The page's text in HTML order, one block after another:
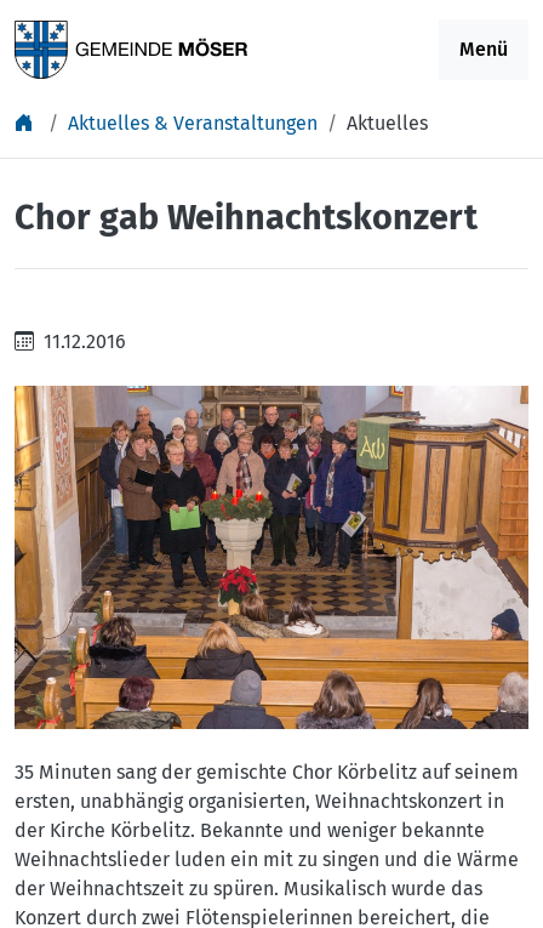
Menü
Aktuelles & Veranstaltungen Aktuelles
Chor gab Weihnachtskonzert
11.12.2016
35 Minuten sang der gemischte Chor Körbelitz auf seinem
ersten, unabhängig organisierten, Weihnachtskonzert in
der Kirche Körbelitz. Bekannte und weniger bekannte
Weihnachtslieder luden ein mit zu singen und die Wärme
der Weihnachtszeit zu spüren. Musikalisch wurde das
Konzert durch zwei Flötenspielerinnen bereichert, die